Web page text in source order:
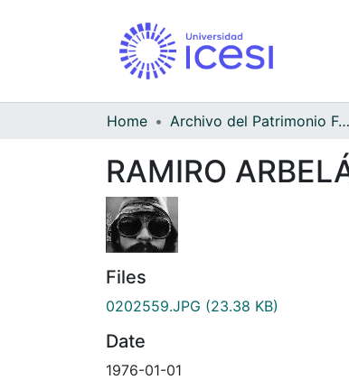
Home Archivo del Patrimonio Fotográfico y Fílmico del Valle del Cauca
RAMIRO
Files
0202559.JPG (23.38 KB)
Date
1976-01-01